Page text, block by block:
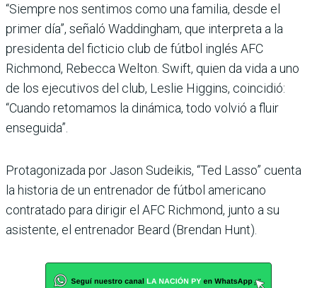
“Siempre nos sentimos como una familia, desde el
primer día”, señaló Waddingham, que interpreta a la
presidenta del ficticio club de fútbol inglés AFC
Richmond, Rebecca Welton. Swift, quien da vida a uno
de los ejecutivos del club, Leslie Higgins, coincidió:
“Cuando retomamos la dinámica, todo volvió a fluir
enseguida”.
Protagonizada por Jason Sudeikis, “Ted Lasso” cuenta
la historia de un entrenador de fútbol americano
contratado para dirigir el AFC Richmond, junto a su
asistente, el entrenador Beard (Brendan Hunt).